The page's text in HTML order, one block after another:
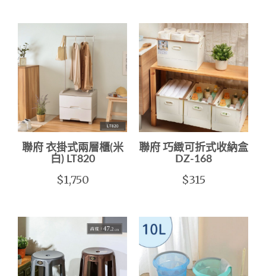
聯府 衣掛式兩層櫃(米
白) LT820
$1,750
聯府 巧緻可折式收納盒
DZ-168
$315